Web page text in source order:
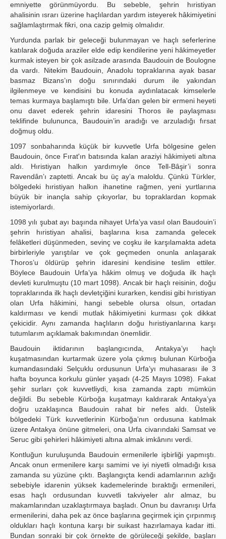
emniyette görünmüyordu. Bu sebeble, şehrin hıristiyan
ahalisinin ısrarı üzerine haçlılardan yardım isteyerek hâkimiyetini
sağlamlaştırmak fikri, ona cazip gelmiş olmalıdır.
Yurdunda parlak bir geleceği bulunmayan ve haçlı seferlerine
katılarak doğuda araziler elde edip kendilerine yeni hâkimeyetler
kurmak isteyen bir çok asilzade arasında Baudouin de Boulogne
da vardı. Nitekim Baudouin, Anadolu topraklarına ayak basar
basmaz Bizans’ın doğu sınırındaki durum ile yakından
ilgilenmeye ve kendisini bu konuda aydınlatacak kimselerle
temas kurmaya başlamıştı bile. Urfa’dan gelen bir ermeni heyeti
onu davet ederek şehrin idaresini Thoros ile paylaşması
teklifinde bulununca, Baudouin’in aradığı ve arzuladığı fırsat
doğmuş oldu.
1097 sonbaharında küçük bir kuvvetle Urfa bölgesine gelen
Baudouin, önce Fırat'ın batısında kalan araziyi hâkimiyeti altına
aldı. Hıristiyan halkın yardımıyle önce Tell-Bâşir’i sonra
Ravendân’ı zaptetti. Ancak bu üç ay’a maloldu. Çünkü Türkler,
bölgedeki hıristiyan halkın ihanetine rağmen, yeni yurtlarına
büyük bir inançla sahip çıkıyorlar, bu topraklardan kopmak
istemiyorlardı.
1098 yılı şubat ayı başında nihayet Urfa’ya vasıl olan Baudouin’i
şehrin hıristiyan ahalisi, başlarına kısa zamanda gelecek
felâketleri düşünmeden, sevinç ve coşku ile karşılamakta adeta
birbirleriyle yarıştılar ve çok geçmeden onunla anlaşarak
Thoros’u öldürüp şehrin idaresini kendisine teslim ettiler.
Böylece Baudouin Urfa’ya hâkim olmuş ve doğuda ilk haçlı
devleti kurulmuştu (10 mart 1098). Ancak bir haçlı reisinin, doğu
topraklarında ilk haçlı devletçiğini kurarken, kendisi gibi hıristiyan
olan Urfa hâkimini, hangi sebeble olursa olsun, ortadan
kaldırması ve kendi mutlak hâkimiyetini kurması çok dikkat
çekicidir. Aynı zamanda haçlıların doğu hıristiyanlarına karşı
tutumlarım açıklamak bakımından önemlidir.
Baudouin iktidarının başlangıcında, Antakya’yı haçlı
kuşatmasından kurtarmak üzere yola çıkmış bulunan Kürboğa
kumandasındaki Selçuklu ordusunun Urfa’yı muhasarası ile 3
hafta boyunca korkulu günler yaşadı (4-25 Mayıs 1098). Fakat
şehir surları çok kuvvetliydi, kısa zamanda zaptı mümkün
değildi. Bu sebeble Kürboğa kuşatmayı kaldırarak Antakya’ya
doğru uzaklaşınca Baudouin rahat bir nefes aldı. Üstelik
bölgedeki Türk kuvvetlerinin Kürboğa’nın ordusuna katılmak
üzere Antakya önüne gitmeleri, ona Urfa civarındaki Samsat ve
Seruc gibi şehirleri hâkimiyeti altına almak imkânını verdi.
Kontluğun kuruluşunda Baudouin ermenilerle işbirliği yapmıştı.
Ancak onun ermenilere karşı samimi ve iyi niyetli olmadığı kısa
zamanda su yüzüne çıktı. Başlangıçta kendi adamlarının azlığı
sebebiyle idarenin yüksek kademelerinde bıraktığı ermenileri,
esas haçlı ordusundan kuvvetli takviyeler alır almaz, bu
makamlarından uzaklaştırmaya başladı. Onun bu davranışı Urfa
ermenilerini, daha pek az önce başlarına geçirmek için çırpınmış
oldukları haçlı kontuna karşı bir suikast hazırlamaya kadar itti.
Bundan sonraki bir çok örnekte de görüleceği şekilde, başları